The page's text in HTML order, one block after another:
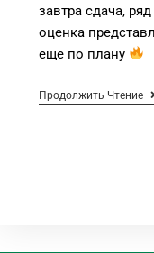
завтра сдача,
оценка
еще по плану
Продолжить Чтение